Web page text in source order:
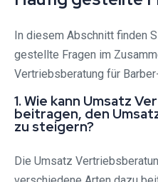
In diesem Abschnitt finden
gestellte Fragen im
Vertriebsberatung für
1. Wie kann Umsatz
beitragen, den
zu steigern?
Die Umsatz